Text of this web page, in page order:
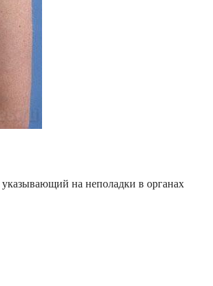
указывающий на неполадки в органах